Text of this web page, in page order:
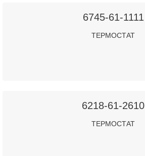
6745-61-1111
ТЕРМОСТАТ
6218-61-2610
ТЕРМОСТАТ